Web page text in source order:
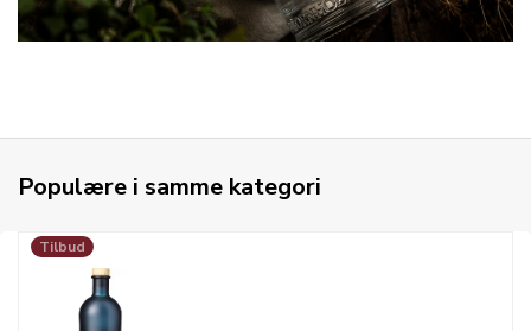
Populære i samme kategori
Tilbud